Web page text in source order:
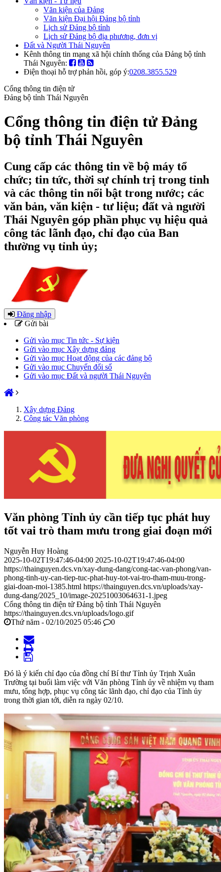
Văn kiện của Đảng
Văn kiện Đại hội Đảng bộ tỉnh
Lịch sử Đảng bộ tỉnh
Lịch sử Đảng bộ địa phương, đơn vị
Đất và Người Thái Nguyên
Kênh thông tin mạng xã hội chính thống của Đảng bộ tỉnh
Thái Nguyên:
Điện thoại hỗ trợ phản hồi, góp ý:0208.3855.529
Cổng thông tin điện tử
Đảng bộ tỉnh Thái Nguyên
Cổng thông tin điện tử Đảng
bộ tỉnh Thái Nguyên
Cung cấp các thông tin về bộ máy tổ
chức; tin tức, thời sự chính trị trong tỉnh
và các thông tin nổi bật trong nước; các
văn bản, văn kiện - tư liệu; đất và người
Thái Nguyên góp phần phục vụ hiệu quả
công tác lãnh đạo, chỉ đạo của Ban
thường vụ tỉnh ủy;
Đăng nhập
Gửi bài
Gửi vào mục Tin tức - Sự kiện
Gửi vào mục Xây dựng đảng
Gửi vào mục Hoạt động của các đảng bộ
Gửi vào mục Chuyển đổi số
Gửi vào mục Đất và người Thái Nguyên
Xây dựng Đảng
Công tác Văn phòng
Văn phòng Tỉnh ủy cần tiếp tục phát huy
tốt vai trò tham mưu trong giai đoạn mới
Nguyễn Huy Hoàng
2025-10-02T19:47:46-04:00 2025-10-02T19:47:46-04:00
https://thainguyen.dcs.vn/xay-dung-dang/cong-tac-van-phong/van-
phong-tinh-uy-can-tiep-tuc-phat-huy-tot-vai-tro-tham-muu-trong-
giai-doan-moi-1385.html https://thainguyen.dcs.vn/uploads/xay-
dung-dang/2025_10/image-20251003064631-1.jpeg
Cổng thông tin điện tử Đảng bộ tỉnh Thái Nguyên
https://thainguyen.dcs.vn/uploads/logo.gif
Thứ năm - 02/10/2025 05:46
0
Đó là ý kiến chỉ đạo của đồng chí Bí thư Tỉnh ủy Trịnh Xuân
Trường tại buổi làm việc với Văn phòng Tỉnh ủy về nhiệm vụ tham
mưu, tổng hợp, phục vụ công tác lãnh đạo, chỉ đạo của Tỉnh ủy
trong thời gian tới, diễn ra ngày 02/10.